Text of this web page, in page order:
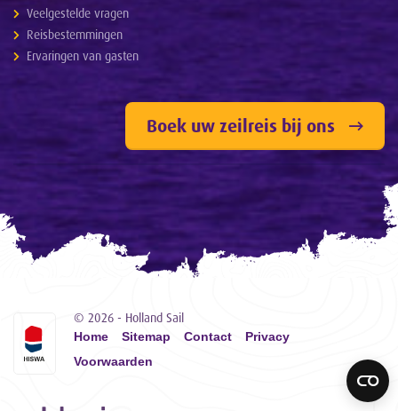
Veelgestelde vragen
Reisbestemmingen
Ervaringen van gasten
Boek uw zeilreis bij ons
© 2026 - Holland Sail
Home Sitemap Contact
Privacy
Voorwaarden